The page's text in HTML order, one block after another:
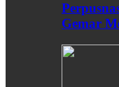
Gemar